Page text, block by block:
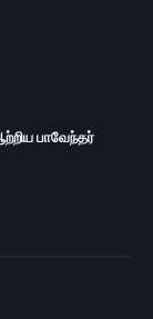
பாவேந்தர்